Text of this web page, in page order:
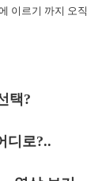
이르기 까지 오직
택?
디로?..